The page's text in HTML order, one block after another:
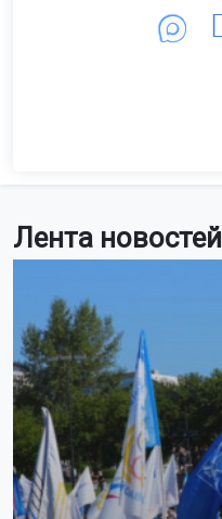
Лента новостей